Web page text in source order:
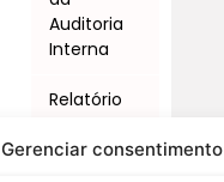
Gerenciar consentimento
Auditoria
Interna
Relatório